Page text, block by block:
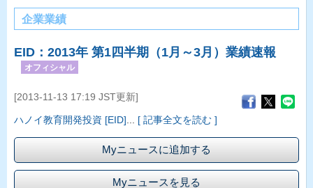
企業業績
EID：2013年 第1四半期（1月～3月）業績速報
オフィシャル
[2013-11-13 17:19 JST更新]
ハノイ教育開発投資 [EID] [ 記事全文を読む ]
Myニュースに追加する
Myニュースを見る